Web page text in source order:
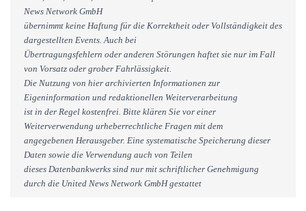
News Network GmbH
übernimmt keine Haftung für die Korrektheit oder Vollständigkeit des
dargestellten Events. Auch bei
Übertragungsfehlern oder anderen Störungen haftet sie nur im Fall
von Vorsatz oder grober Fahrlässigkeit.
Die Nutzung von hier archivierten Informationen zur
Eigeninformation und redaktionellen Weiterverarbeitung
ist in der Regel kostenfrei. Bitte klären Sie vor einer
Weiterverwendung urheberrechtliche Fragen mit dem
angegebenen Herausgeber. Eine systematische Speicherung dieser
Daten sowie die Verwendung auch von Teilen
dieses Datenbankwerks sind nur mit schriftlicher Genehmigung
durch die United News Network GmbH gestattet